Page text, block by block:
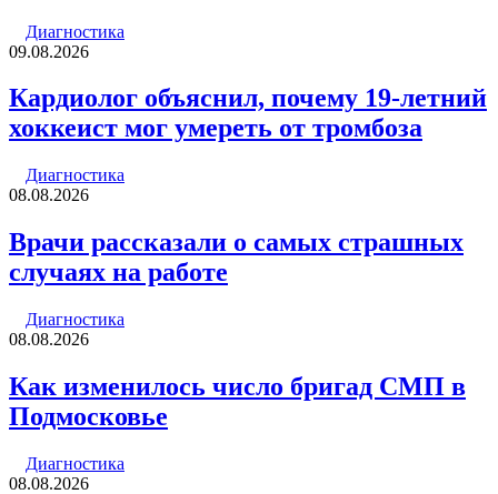
Диагностика
09.08.2026
Кардиолог объяснил, почему 19-летний
хоккеист мог умереть от тромбоза
Диагностика
08.08.2026
Врачи рассказали о самых страшных
случаях на работе
Диагностика
08.08.2026
Как изменилось число бригад СМП в
Подмосковье
Диагностика
08.08.2026